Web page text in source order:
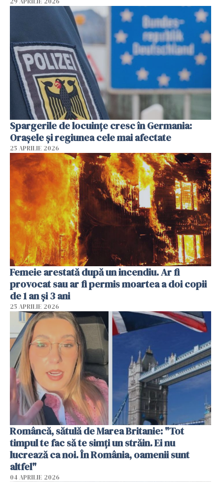
Spargerile de locuințe cresc în Germania:
Orașele și regiunea cele mai afectate
25 APRILIE 2026
Femeie arestată după un incendiu. Ar fi
provocat sau ar fi permis moartea a doi copii
de 1 an și 3 ani
25 APRILIE 2026
Româncă, sătulă de Marea Britanie: "Tot
timpul te fac să te simți un străin. Ei nu
lucrează ca noi. În România, oamenii sunt
altfel"
04 APRILIE 2026